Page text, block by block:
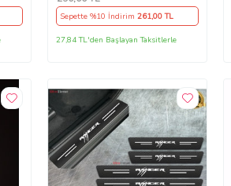
Sepette %10 İndirim 261,00 TL
27,84 TL'den Başlayan Taksitlerle